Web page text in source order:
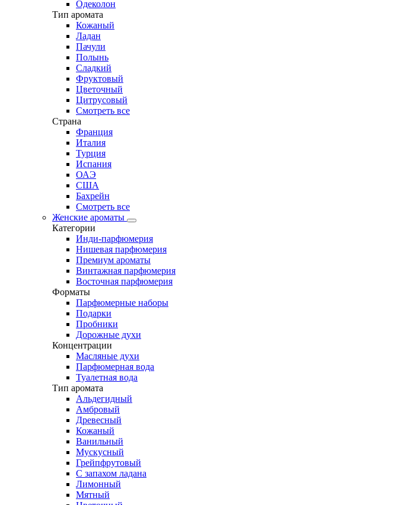
Одеколон
Тип аромата
Кожаный
Ладан
Пачули
Полынь
Сладкий
Фруктовый
Цветочный
Цитрусовый
Смотреть все
Страна
Франция
Италия
Турция
Испания
ОАЭ
США
Бахрейн
Смотреть все
Женские ароматы
Категории
Инди-парфюмерия
Нишевая парфюмерия
Премиум ароматы
Винтажная парфюмерия
Восточная парфюмерия
Форматы
Парфюмерные наборы
Подарки
Пробники
Дорожные духи
Концентрации
Масляные духи
Парфюмерная вода
Туалетная вода
Тип аромата
Альдегидный
Амбровый
Древесный
Кожаный
Ванильный
Мускусный
Грейпфрутовый
С запахом ладана
Лимонный
Мятный